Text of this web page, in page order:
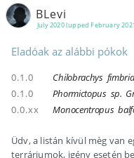
July 2020 (upped February
BLevi
Eladóak az alábbi pókok
0.1.0 Chilobrachys
0.1.0
Phormictopus sp.
0.0.xx
Monocentropus
Üdv, a listán kívül mèg van
terráriumok, igény esetén